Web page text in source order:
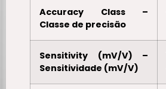
Accuracy Class –
Classe de precisão
Sensitivity (mV/V) –
Sensitividade (mV/V)